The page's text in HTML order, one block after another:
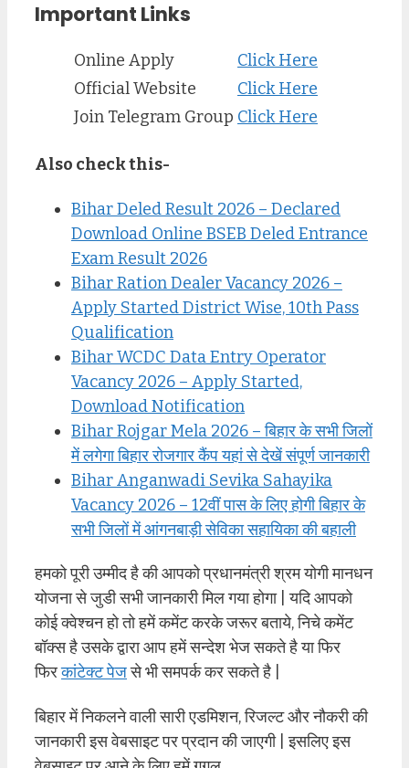
Important Links
Online Apply
Click Here
Official Website
Click Here
Join Telegram Group Click Here
Also check this-
Bihar Deled Result 2026 – Declared
Download Online BSEB Deled Entrance
Exam Result 2026
Bihar Ration Dealer Vacancy 2026 –
Apply Started District Wise, 10th Pass
Qualification
Bihar WCDC Data Entry Operator
Vacancy 2026 – Apply Started,
Download Notification
Bihar Rojgar Mela 2026 – बिहार के सभी जिलों
में लगेगा बिहार रोजगार कैंप यहां से देखें संपूर्ण जानकारी
Bihar Anganwadi Sevika Sahayika
Vacancy 2026 – 12वीं पास के लिए होगी बिहार के
सभी जिलों में आंगनबाड़ी सेविका सहायिका की बहाली
हमको पूरी उम्मीद है की आपको प्रधानमंत्री श्रम योगी मानधन
योजना से जुडी सभी जानकारी मिल गया होगा | यदि आपको
कोई क्वेश्चन हो तो हमें कमेंट करके जरूर बताये, निचे कमेंट
बॉक्स है उसके द्वारा आप हमें सन्देश भेज सकते है या फिर
फिरकांटेक्ट पेजसे भी समपर्क कर सकते है |
बिहार में निकलने वाली सारी एडमिशन, रिजल्ट और नौकरी की
जानकारी इस वेबसाइट पर प्रदान की जाएगी | इसलिए इस